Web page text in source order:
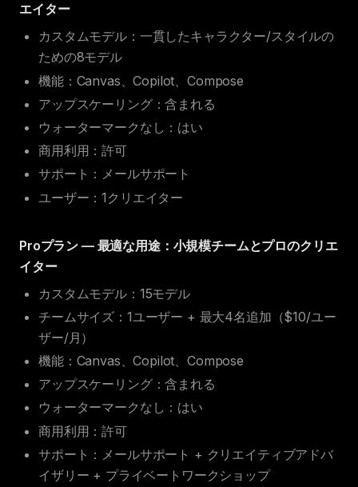
エイター
カスタムモデル：一貫したキャラクター/スタイルの
ための8モデル
機能：Canvas、Copilot、Compose
アップスケーリング：含まれる
ウォーターマークなし：はい
商用利用：許可
サポート：メールサポート
ユーザー：1クリエイター
Proプラン — 最適な用途：小規模チームとプロのクリエ
イター
カスタムモデル：15モデル
チームサイズ：1ユーザー + 最大4名追加（$10/ユー
ザー/月）
機能：Canvas、Copilot、Compose
アップスケーリング：含まれる
ウォーターマークなし：はい
商用利用：許可
サポート：メールサポート + クリエイティブアドバ
イザリー + プライベートワークショップ